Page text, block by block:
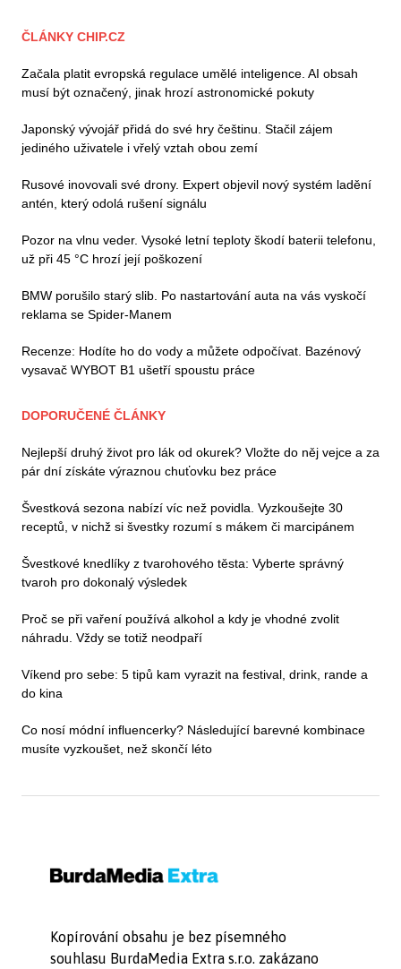
ČLÁNKY CHIP.CZ
Začala platit evropská regulace umělé inteligence. AI obsah
musí být označený, jinak hrozí astronomické pokuty
Japonský vývojář přidá do své hry češtinu. Stačil zájem
jediného uživatele i vřelý vztah obou zemí
Rusové inovovali své drony. Expert objevil nový systém ladění
antén, který odolá rušení signálu
Pozor na vlnu veder. Vysoké letní teploty škodí baterii telefonu,
už při 45 °C hrozí její poškození
BMW porušilo starý slib. Po nastartování auta na vás vyskočí
reklama se Spider-Manem
Recenze: Hodíte ho do vody a můžete odpočívat. Bazénový
vysavač WYBOT B1 ušetří spoustu práce
DOPORUČENÉ ČLÁNKY
Nejlepší druhý život pro lák od okurek? Vložte do něj vejce a za
pár dní získáte výraznou chuťovku bez práce
Švestková sezona nabízí víc než povidla. Vyzkoušejte 30
receptů, v nichž si švestky rozumí s mákem či marcipánem
Švestkové knedlíky z tvarohového těsta: Vyberte správný
tvaroh pro dokonalý výsledek
Proč se při vaření používá alkohol a kdy je vhodné zvolit
náhradu. Vždy se totiž neodpaří
Víkend pro sebe: 5 tipů kam vyrazit na festival, drink, rande a
do kina
Co nosí módní influencerky? Následující barevné kombinace
musíte vyzkoušet, než skončí léto
Kopírování obsahu je bez písemného
souhlasu BurdaMedia Extra s.r.o. zakázano